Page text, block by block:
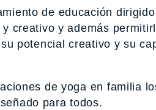
de educación
creativo y además
potencial creativo y su
de yoga en familia
para todos.